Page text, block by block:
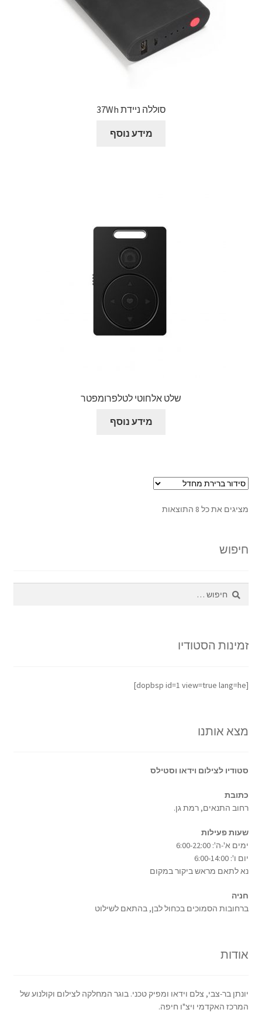
סוללה ניידת 37Wh
מידע נוסף
שלט אלחוטי לטלפרומפטר
מידע נוסף
מציגים את כל ⁦8⁩ התוצאות
חיפוש
חיפוש:
זמינות הסטודיו
[dopbsp id=1 view=true lang=he]
מצא אותנו
סטודיו לצילום וידאו וסטילס
כתובת
רחוב התנאים, רמת גן.
שעות פעילות
ימים א'-ה': 6:00-22:00
יום ו': 6:00-14:00
נא לתאם מראש ביקור במקום
חניה
ברחובות הסמוכים בכחול לבן, בהתאם לשילוט
אודות
יונתן בר-צבי, צלם וידאו ומפיק טכני. בוגר המחלקה לצילום וקולנוע של
המרכז האקדמי ויצ"ו חיפה.